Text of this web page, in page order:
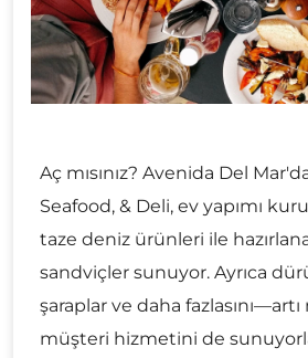
Aç mısınız? Avenida Del
Seafood, & Deli, ev yapımı
taze deniz ürünleri ile
sandviçler sunuyor. Ayrıca
şaraplar ve daha
müşteri hizmetini de